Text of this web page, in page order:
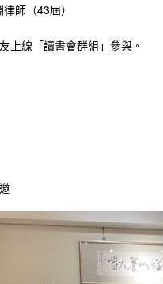
師（43屆）
上線「讀書會群組」參與。